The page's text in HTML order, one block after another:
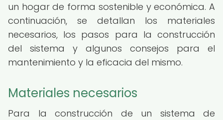
un hogar de forma sostenible y económica. A
continuación, se detallan los materiales
necesarios, los pasos para la construcción
del sistema y algunos consejos para el
mantenimiento y la eficacia del mismo.
Materiales necesarios
Para la construcción de un sistema de